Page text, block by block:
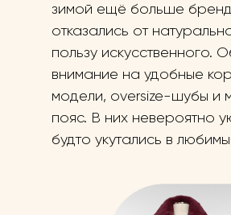
зимой ещё больше
отказались от
пользу искусственного.
внимание на удобные
модели, oversize-шубы и
пояс. В них невероятно
будто укутались в